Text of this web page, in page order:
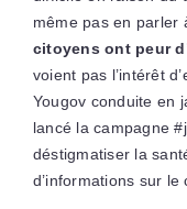
même pas en
citoyens ont peur
voient pas l’intérêt
Yougov conduite en
lancé la campagne
déstigmatiser la
d’informations sur le